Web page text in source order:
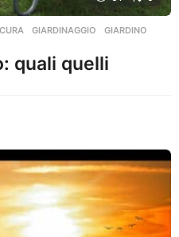
,CURA ,GIARDINAGGIO ,GIARDINO
quali quelli